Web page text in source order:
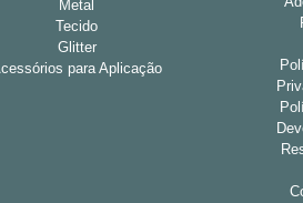
Metal
Tecido
Glitter
para Aplicação